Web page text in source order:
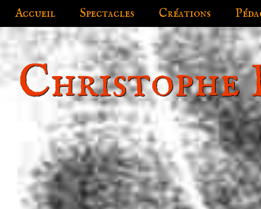
Christophe
Accueil Spectacles Créations